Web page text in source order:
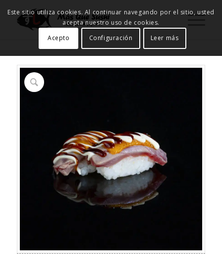
Este sitio utiliza cookies. Al continuar navegando por el sitio, usted
acepta nuestro uso de cookies.
Acepto
Configuración Leer más